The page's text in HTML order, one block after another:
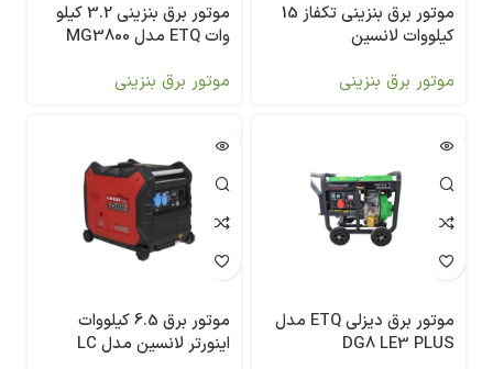
موتور برق بنزینی تکفاز 15
کیلووات لانسین
موتور برق بنزینی
موتور برق بنزینی 3.2 کیلو
وات ETQ مدل MG3800
موتور برق بنزینی
موتور برق دیزلی ETQ مدل
DG8 LE3 PLUS
موتور برق 6.5 کیلووات
اینورتر لانسین مدل LC